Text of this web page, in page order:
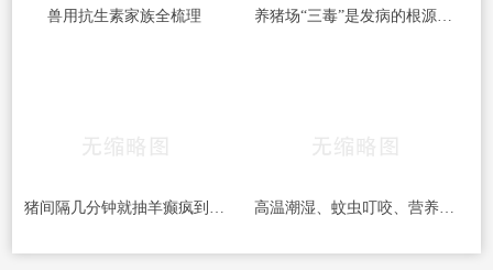
兽用抗生素家族全梳理 养猪场“三毒”是发病的根源！搞好防治很重要！
高温潮湿、蚊虫叮咬、营养不均——猪湿疹三大诱因及预防对策